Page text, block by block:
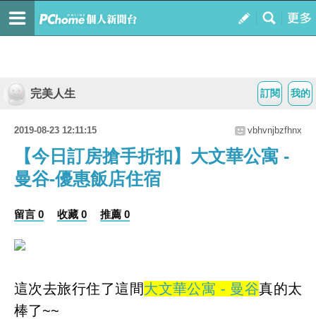
我的
訂閱
完美人生
2019-08-23 12:11:15 vbhvnjbzfhnx
【今日訂房搶手折扣】大文華公寓 -
曼谷-優惠飯店住宿
留言 0 收藏 0 推薦 0
這次去旅行住了這間大文華公寓 - 曼谷真的太
棒了~~